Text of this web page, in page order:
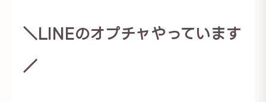
＼LINEのオプチャやっています
／